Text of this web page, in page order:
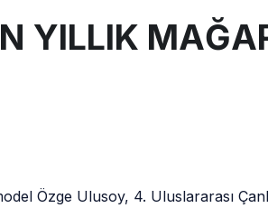
YILLIK
Özge Ulusoy, 4. Uluslararası